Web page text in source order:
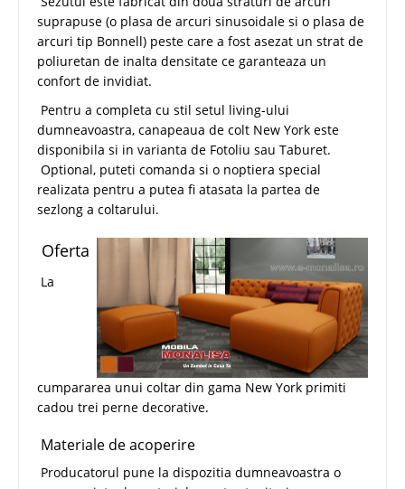
suprapuse (o plasa de arcuri sinusoidale si o plasa de
arcuri tip Bonnell) peste care a fost asezat un strat de
poliuretan de inalta densitate ce garanteaza un
confort de invidiat.
Pentru a completa cu stil setul living-ului
dumneavoastra, canapeaua de colt New York este
disponibila si in varianta de Fotoliu sau Taburet.
Optional, puteti comanda si o noptiera special
realizata pentru a putea fi atasata la partea de
sezlong a coltarului.
Oferta
La
cumpararea unui coltar din gama New York primiti
cadou trei perne decorative.
Materiale de acoperire
Producatorul pune la dispozitia dumneavoastra o